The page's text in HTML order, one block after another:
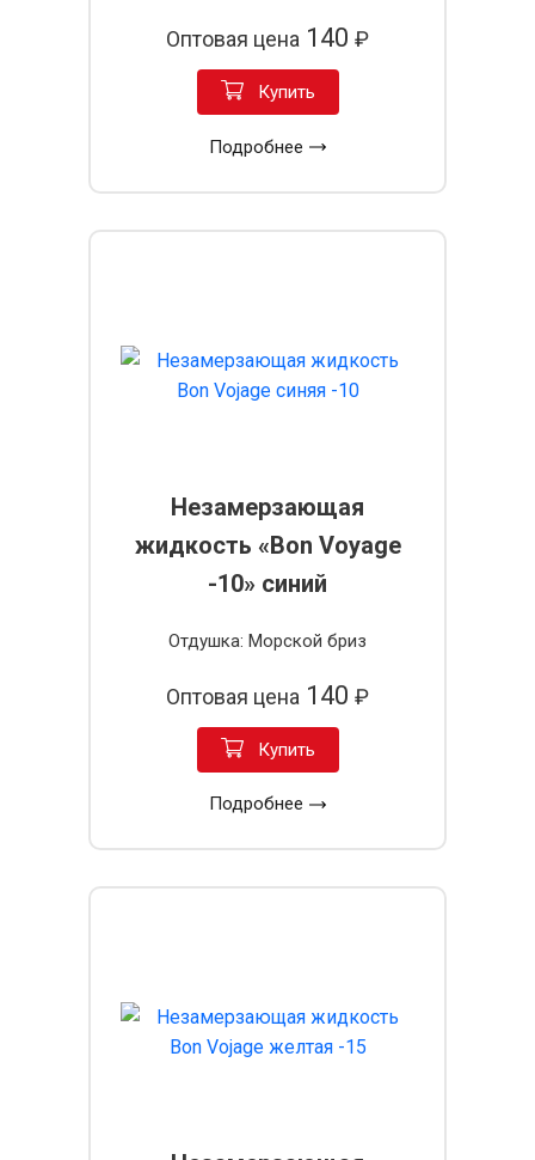
Оптовая цена 140 ₽
Купить
Подробнее
Незамерзающая
жидкость «Bon Voyage
-10» синий
Отдушка: Морской бриз
Оптовая цена 140 ₽
Купить
Подробнее